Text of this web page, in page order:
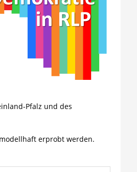
Pfalz und des
erprobt werden.